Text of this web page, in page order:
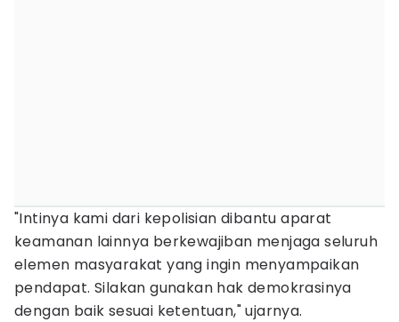
"Intinya kami dari kepolisian dibantu aparat
keamanan lainnya berkewajiban menjaga seluruh
elemen masyarakat yang ingin menyampaikan
pendapat. Silakan gunakan hak demokrasinya
dengan baik sesuai ketentuan," ujarnya.